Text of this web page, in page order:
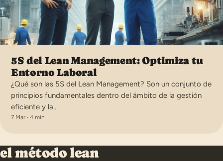
5S del Lean Management: Optimiza tu
Entorno Laboral
¿Qué son las 5S del Lean Management? Son un conjunto de
principios fundamentales dentro del ámbito de la gestión
eficiente y la…
7 Mar · 4 min
el método lean